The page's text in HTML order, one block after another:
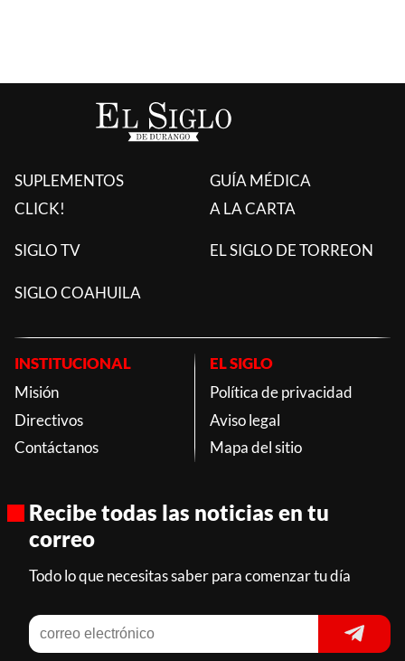
SUPLEMENTOS
CLICK!
GUÍA MÉDICA
A LA CARTA
SIGLO TV EL SIGLO DE TORREON
SIGLO COAHUILA
INSTITUCIONAL
Misión
Directivos
Contáctanos
EL SIGLO
Política de privacidad
Aviso legal
Mapa del sitio
Recibe todas las noticias en tu
correo
Todo lo que necesitas saber para comenzar tu día